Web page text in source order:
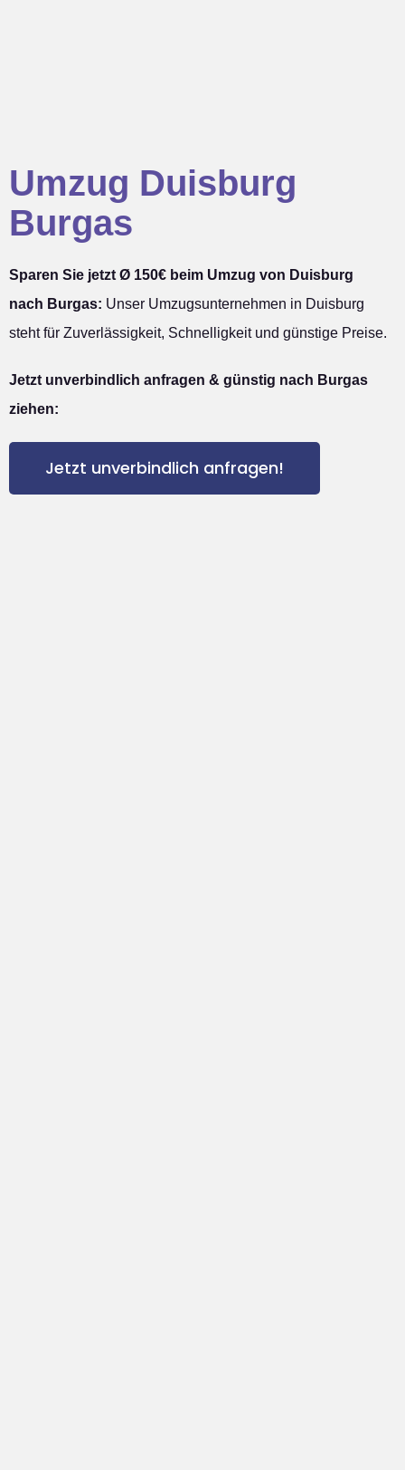
Umzug Duisburg
Burgas
Sparen Sie jetzt Ø 150€ beim Umzug von Duisburg
nach Burgas: Unser Umzugsunternehmen in Duisburg
steht für Zuverlässigkeit, Schnelligkeit und günstige Preise.
Jetzt unverbindlich anfragen & günstig nach Burgas
ziehen:
Jetzt unverbindlich anfragen!